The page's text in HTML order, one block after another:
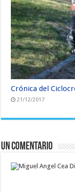
Crónica del
21/12/2017
Un comentario